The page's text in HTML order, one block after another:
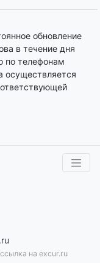
обновление
в течение дня
по телефонам
осуществляется
на excur.ru